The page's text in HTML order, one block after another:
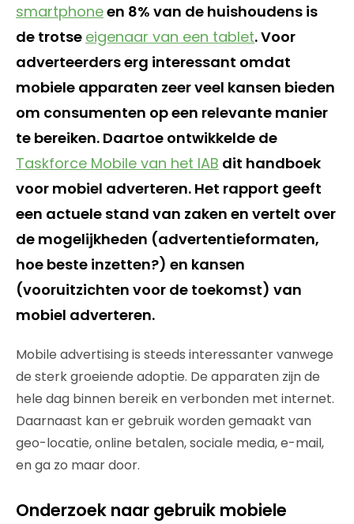
smartphoneen 8% van de huishoudens is
de trotse eigenaar van een tablet. Voor
adverteerders erg interessant omdat
mobiele apparaten zeer veel kansen bieden
om consumenten op een relevante manier
te bereiken. Daartoe ontwikkelde de
Taskforce Mobile van het IAB dit handboek
voor mobiel adverteren. Het rapport geeft
een actuele stand van zaken en vertelt over
de mogelijkheden (advertentieformaten,
hoe beste inzetten?) en kansen
(vooruitzichten voor de toekomst) van
mobiel adverteren.
Mobile advertising is steeds interessanter vanwege
de sterk groeiende adoptie. De apparaten zijn de
hele dag binnen bereik en verbonden met internet.
Daarnaast kan er gebruik worden gemaakt van
geo-locatie, online betalen, sociale media, e-mail,
en ga zo maar door.
Onderzoek naar gebruik mobiele